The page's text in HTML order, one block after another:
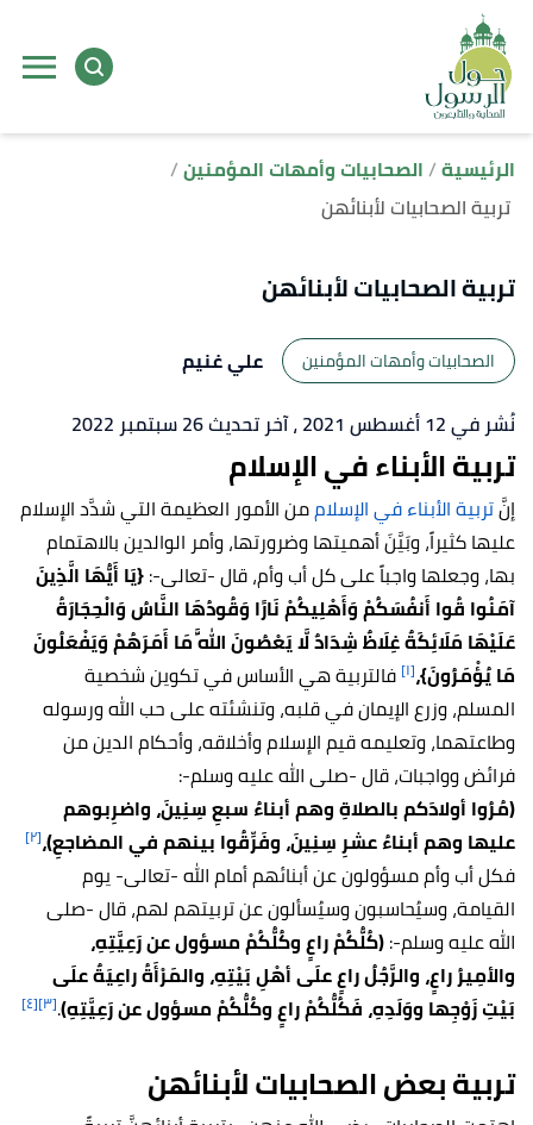
الرئيسية الصحابيات وأمهات المؤمنين
تربية الصحابيات لأبنائهن
تربية الصحابيات لأبنائهن
الصحابيات وأمهات المؤمنين
علي غنيم
نُشر في 12 أغسطس 2021
، آخر تحديث 26 سبتمبر 2022
تربية الأبناء في الإسلام
إنَّتربية الأبناء في الإسلاممن الأمور العظيمة التي شدَّد الإسلام
عليها كثيراً، وبَيَّنَ أهميتها وضرورتها، وأمر الوالدين بالاهتمام
بها، وجعلها واجباً على كل أب وأم، قال -تعالى-:{يَا أَيُّهَا الَّذِينَ
آمَنُوا قُوا أَنفُسَكُمْ وَأَهْلِيكُمْ نَارًا وَقُودُهَا النَّاسُ وَالْحِجَارَةُ
عَلَيْهَا مَلَائِكَةٌ غِلَاظٌ شِدَادٌ لَّا يَعْصُونَ اللَّهَ مَا أَمَرَهُمْ وَيَفْعَلُونَ
مَا يُؤْمَرُونَ}،[١] فالتربية هي الأساس في تكوين شخصية
المسلم، وزرع الإيمان في قلبه، وتنشئته على حب الله ورسوله
وطاعتهما، وتعليمه قيم الإسلام وأخلاقه، وأحكام الدين من
فرائض وواجبات، قال -صلى الله عليه وسلم-:
(مُرُوا أولادَكم بالصلاةِ وهم أبناءُ سبعِ سِنِينَ، واضرِبوهم
عليها وهم أبناءُ عشرِ سِنِينَ، وفَرِّقُوا بينهم في المضاجعِ)،[٢]
فكل أب وأم مسؤولون عن أبنائهم أمام الله -تعالى- يوم
القيامة، وسيُحاسبون وسيُسألون عن تربيتهم لهم، قال -صلى
الله عليه وسلم-:(كُلُّكُمْ راعٍ وكُلُّكُمْ مسؤول عن رَعِيَّتِهِ،
والأمِيرُ راعٍ، والرَّجُلُ راعٍ علَى أهْلِ بَيْتِهِ، والمَرْأَةُ راعِيَةٌ علَى
بَيْتِ زَوْجِها ووَلَدِهِ، فَكُلُّكُمْ راعٍ وكُلُّكُمْ مسؤول عن رَعِيَّتِهِ).[٣] [٤]
تربية بعض الصحابيات لأبنائهن